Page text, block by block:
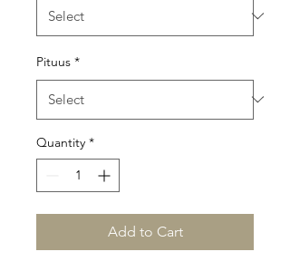
Pituus *
Quantity *
Add to Cart